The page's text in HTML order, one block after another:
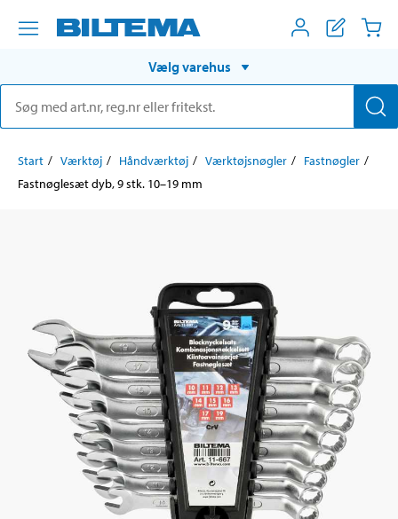
Vælg varehus
Start Værktøj Håndværktøj Værktøjsnøgler
Fastnøgler
Fastnøglesæt dyb, 9 stk. 10–19 mm